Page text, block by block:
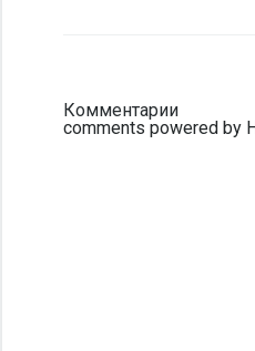
Комментарии
comments powered by